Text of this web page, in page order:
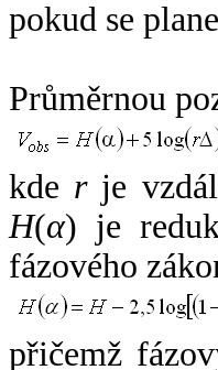
pokud se
Průměrnou
kde rje
H(α) je
fázového
přičemž